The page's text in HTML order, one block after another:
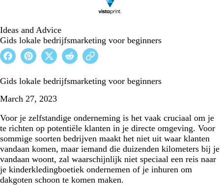
Ideas and Advice
Gids lokale bedrijfsmarketing voor beginners
Gids lokale bedrijfsmarketing voor beginners
March 27, 2023
Voor je zelfstandige onderneming is het vaak cruciaal om je
te richten op potentiële klanten in je directe omgeving. Voor
sommige soorten bedrijven maakt het niet uit waar klanten
vandaan komen, maar iemand die duizenden kilometers bij je
vandaan woont, zal waarschijnlijk niet speciaal een reis naar
je kinderkledingboetiek ondernemen of je inhuren om
dakgoten schoon te komen maken.